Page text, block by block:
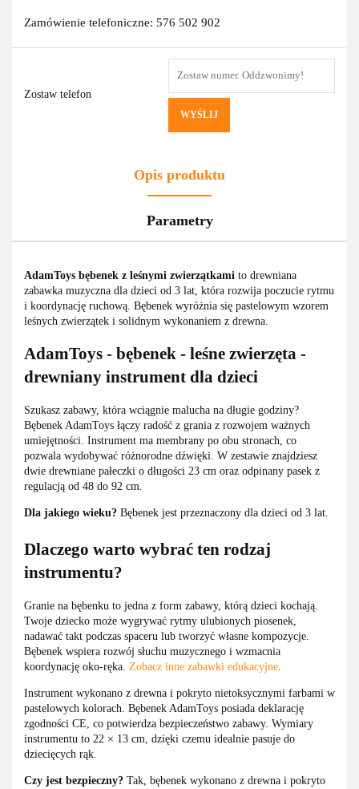
Zamówienie telefoniczne: 576 502 902
Zostaw telefon
WYŚLIJ
Opis produktu
Parametry
AdamToys bębenek z leśnymi zwierzątkami to drewniana
zabawka muzyczna dla dzieci od 3 lat, która rozwija poczucie rytmu
i koordynację ruchową. Bębenek wyróżnia się pastelowym wzorem
leśnych zwierzątek i solidnym wykonaniem z drewna.
AdamToys - bębenek - leśne zwierzęta -
drewniany instrument dla dzieci
Szukasz zabawy, która wciągnie malucha na długie godziny?
Bębenek AdamToys łączy radość z grania z rozwojem ważnych
umiejętności. Instrument ma membrany po obu stronach, co
pozwala wydobywać różnorodne dźwięki. W zestawie znajdziesz
dwie drewniane pałeczki o długości 23 cm oraz odpinany pasek z
regulacją od 48 do 92 cm.
Dla jakiego wieku? Bębenek jest przeznaczony dla dzieci od 3 lat.
Dlaczego warto wybrać ten rodzaj
instrumentu?
Granie na bębenku to jedna z form zabawy, którą dzieci kochają.
Twoje dziecko może wygrywać rytmy ulubionych piosenek,
nadawać takt podczas spaceru lub tworzyć własne kompozycje.
Bębenek wspiera rozwój słuchu muzycznego i wzmacnia
koordynację oko-ręka. Zobacz inne zabawki edukacyjne.
Instrument wykonano z drewna i pokryto nietoksycznymi farbami w
pastelowych kolorach. Bębenek AdamToys posiada deklarację
zgodności CE, co potwierdza bezpieczeństwo zabawy. Wymiary
instrumentu to 22 × 13 cm, dzięki czemu idealnie pasuje do
dziecięcych rąk.
Czy jest bezpieczny? Tak, bębenek wykonano z drewna i pokryto